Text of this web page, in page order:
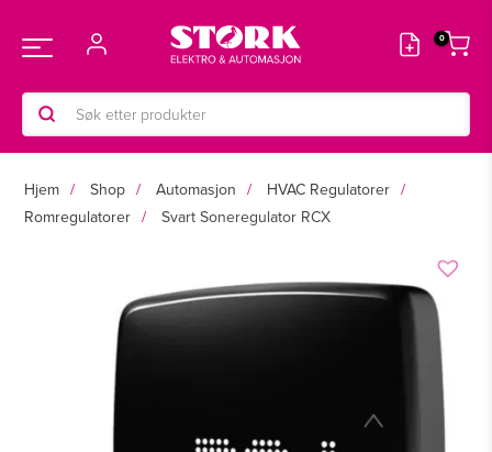
rett
innholdet
Main
Menu
Products
search
Hjem Shop Automasjon
HVAC Regulatorer
Romregulatorer
Svart Soneregulator RCX